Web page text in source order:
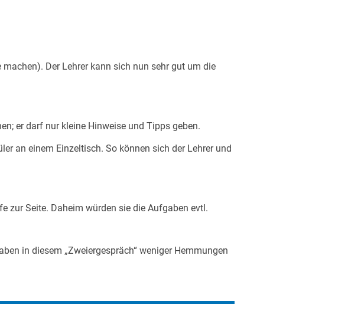
Der Lehrer kann sich nun sehr gut um die
er darf nur kleine Hinweise und Tipps geben.
an einem Einzeltisch. So können sich der Lehrer und
zur Seite. Daheim würden sie die Aufgaben evtl.
in diesem „Zweiergespräch“ weniger Hemmungen